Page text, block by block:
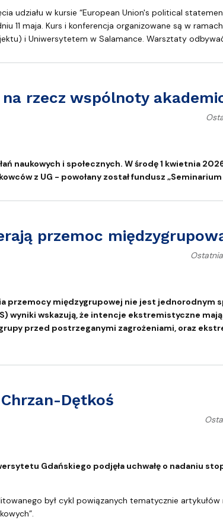
udziału w kursie “European Union's political
maja. Kurs i konferencja organizowane są w
i Uniwersytetem w Salamance. Warsztaty
rzecz wspólnoty
naukowych i społecznych. W środę 1 kwietnia
z UG - powołany został fundusz „Seminarium
przemoc
przemocy międzygrupowej nie jest jednorodnym
wyniki wskazują, że intencje ekstremistyczne
przed postrzeganymi zagrożeniami, oraz
Dętkoś
Gdańskiego podjęła uchwałę o nadaniu
był cykl powiązanych tematycznie